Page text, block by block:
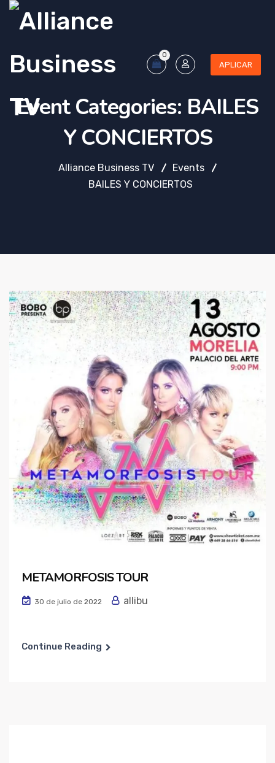
0
APLICAR
Event Categories: BAILES
Y CONCIERTOS
Alliance Business TV
Events
BAILES Y CONCIERTOS
METAMORFOSIS TOUR
30 de julio de 2022 allibu
Continue Reading